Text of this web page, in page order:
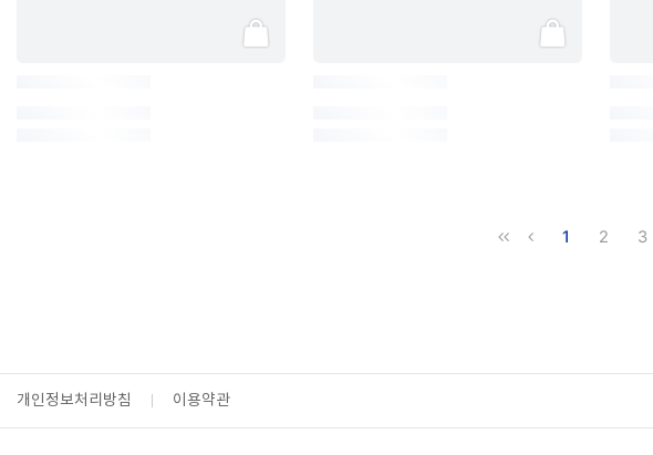
1 2 3
개인정보처리방침 이용약관